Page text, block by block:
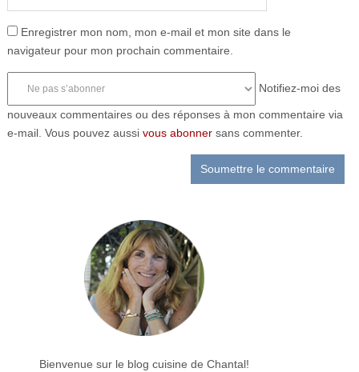
Enregistrer mon nom, mon e-mail et mon site dans le
navigateur pour mon prochain commentaire.
Notifiez-moi des
nouveaux commentaires ou des réponses à mon commentaire via
e-mail. Vous pouvez aussi vous abonnersans commenter.
Bienvenue sur le blog cuisine de Chantal!